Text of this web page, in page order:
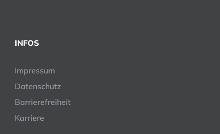
INFOS
Impressum
Datenschutz
Barrierefreiheit
Karriere